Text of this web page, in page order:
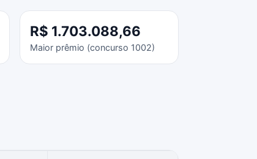
R$ 1.703.088,66
Maior prêmio (concurso 1002)